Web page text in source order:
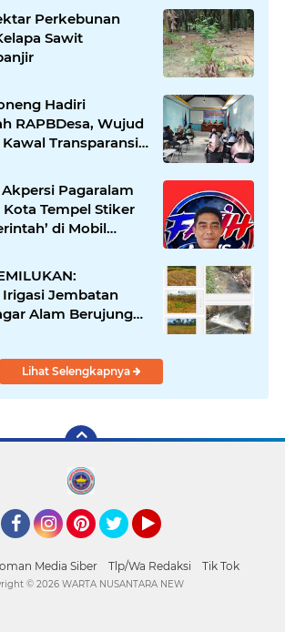
Perkebunan
Sawit
Hadiri
RAPBDesa, Wujud
Transparansi
Desa
Pagaralam
Kota Tempel Stiker
di Mobil
Penyalahgunaan
Jembatan
Alam Berujung
Petani
Lihat Selengkapnya
Media Siber Tlp/Wa Redaksi Tik Tok
© 2026 WARTA NUSANTARA NEW